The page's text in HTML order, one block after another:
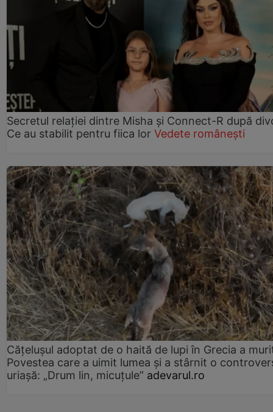
Secretul relației dintre Misha și Connect-R după
Ce au stabilit pentru fiica lor Vedete românești
Cățelușul adoptat de o haită de lupi în Grecia a
Povestea care a uimit lumea și a stârnit o
uriașă: „Drum lin, micuțule” adevarul.ro